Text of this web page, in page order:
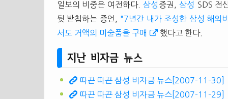
일보의 비중은 여전하다. 삼성 증권, 삼성 SDS 전
뒷 받침하는 증언, "7년간 내가 조성한 삼성 해외
서도 거액의 미술품을 구매
했다고 한다.
지난 비자금 뉴스
따끈 따끈 삼성 비자금 뉴스[2007-11-30]
따끈 따끈 삼성 비자금 뉴스[2007-11-29]